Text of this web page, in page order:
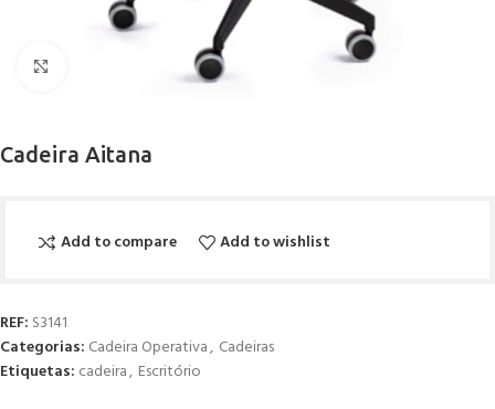
Cadeira Aitana
Add to compare Add to wishlist
REF: S3141
Categorias: Cadeira Operativa, Cadeiras
Etiquetas: cadeira, Escritório